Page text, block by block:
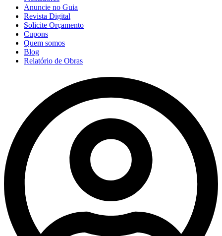
Anuncie no Guia
Revista Digital
Solicite Orçamento
Cupons
Quem somos
Blog
Relatório de Obras